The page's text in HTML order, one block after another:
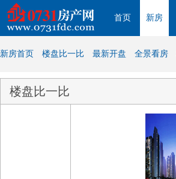
首页 新房
新房首页 楼盘比一比 最新开盘 全景看房
楼盘比一比